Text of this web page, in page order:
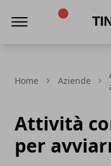
Home Aziende
Attività
per